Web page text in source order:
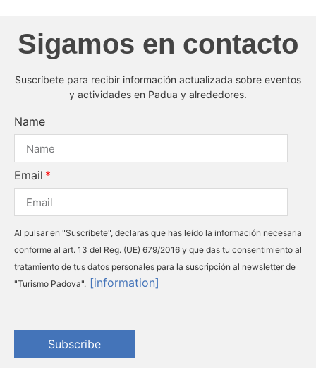
Sigamos en contacto
Suscríbete para recibir información actualizada sobre eventos
y actividades en Padua y alrededores.
Name
Email
Al pulsar en "Suscríbete", declaras que has leído la información necesaria
conforme al art. 13 del Reg. (UE) 679/2016 y que das tu consentimiento al
tratamiento de tus datos personales para la suscripción al newsletter de
"Turismo Padova". [information]
Subscribe